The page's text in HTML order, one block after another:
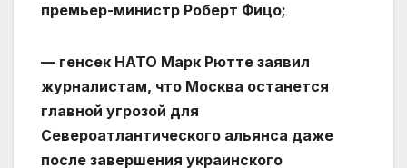
премьер-министр Роберт Фицо;
— генсек НАТО Марк Рютте заявил
журналистам, что Москва останется
главной угрозой для
Североатлантического альянса даже
после завершения украинского